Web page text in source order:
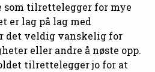
som tilrettelegger for mye
er lag på lag med
det veldig vanskelig for
eller andre å nøste opp.
tilrettelegger jo for at